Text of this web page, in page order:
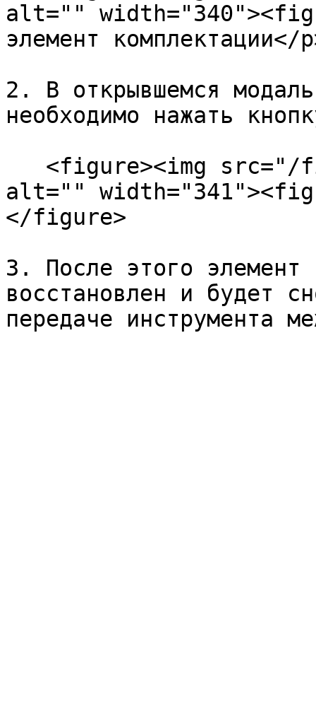
alt=""
элемент
2. В открывшемся
необходимо нажать
alt=""
</figure>
3. После этого элемент
восстановлен и будет